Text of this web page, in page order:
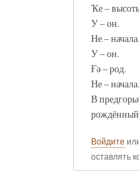
Ҡе –
У – он.
Не – начала.
У – он.
Ғә – род.
Не – начала.
В
Войдите
оставлять